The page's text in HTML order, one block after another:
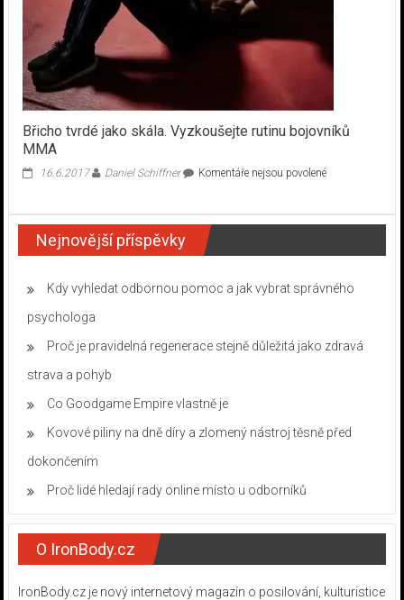
Břicho tvrdé jako skála. Vyzkoušejte rutinu bojovníků
MMA
16.6.2017 Daniel Schiffner Komentáře nejsou povolenéu
skála.
MMA
Nejnovější příspěvky
Kdy vyhledat odbornou pomoc a jak vybrat správného
psychologa
Proč je pravidelná regenerace stejně důležitá jako zdravá
strava a pohyb
Co Goodgame Empire vlastně je
Kovové piliny na dně díry a zlomený nástroj těsně před
dokončením
Proč lidé hledají rady online místo u odborníků
O IronBody.cz
IronBody.cz je nový internetový magazín o posilování, kulturistice